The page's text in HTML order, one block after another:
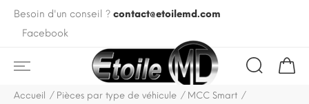
Besoin d'un conseil ? contact@etoilemd.com
Facebook
Accueil Pièces par type de véhicule
MCC Smart